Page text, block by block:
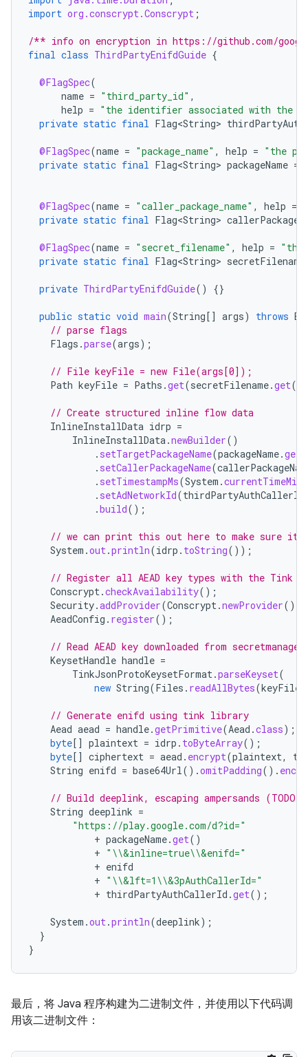
import org.conscrypt.Conscrypt ;
/** info on encryption in https://github.com/
final class ThirdPartyEnifdGuide {
@FlagSpec(
name = "third_party_id" ,
help = "the identifier associated with the
private static final Flag<String>
@FlagSpec(name = "package_name" , help = "the
private static final Flag<String> packageName =
@FlagSpec(name = "caller_package_name" , help =
private static final Flag<String>
@FlagSpec(name = "secret_filename" , help = "the
private static final Flag<String> secretFilename
private ThirdPartyEnifdGuide() {}
public static void main(String [] args) throws
// parse flags
Flags .parse(args);
// File keyFile = new File(args[0]);
Path keyFile = Paths .get(secretFilename.get
// Create structured inline flow data
InlineInstallData idrp =
InlineInstallData.newBuilder()
. setTargetPackageName(packageName.get
. setCallerPackageName(
. setTimestampMs(System .
. setAdNetworkId(thirdPartyAuthCallerId
.build();
// we can print this out here to make sure
System .out.println(idrp . toString());
// Register all AEAD key types with the Tink
Conscrypt.checkAvailability();
Security.addProvider(Conscrypt.newProvider());
AeadConfig . register();
// Read AEAD key downloaded from
KeysetHandle handle =
TinkJsonProtoKeysetFormat.parseKeyset(
new String(Files . readAllBytes(keyFile
// Generate enifd using tink library
Aead aead = handle.getPrimitive(Aead .class);
byte [] plaintext = idrp . toByteArray();
byte [] ciphertext = aead . encrypt(plaintext,
String enifd = base64Url().omitPadding().
// Build deeplink, escaping ampersands
String deeplink =
"https://play.google.com/d?id="
+ packageName.get()
+ "\\&inline=true\\&enifd="
+ enifd
+ "\\&lft=1\\&3pAuthCallerId="
+ thirdPartyAuthCallerId .get();
System .out.println(deeplink);
}
}
最后，将 Java 程序构建为二进制文件，并使用以下代码调
用该二进制文件：